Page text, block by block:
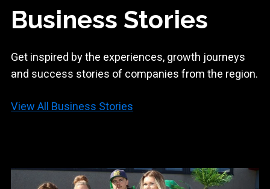
Business Stories
Get inspired by the experiences, growth journeys
and success stories of companies from the region.
View All Business Stories